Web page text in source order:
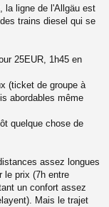
la ligne de l'Allgäu est
trains diesel qui se
25EUR, 1h45 en
(ticket de groupe à
abordables même
quelque chose de
assez longues
le prix (7h entre
un confort assez
Mais le trajet